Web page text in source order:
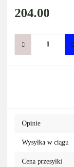
204.00
Opinie
Wysyłka w ciągu
Cena przesyłki